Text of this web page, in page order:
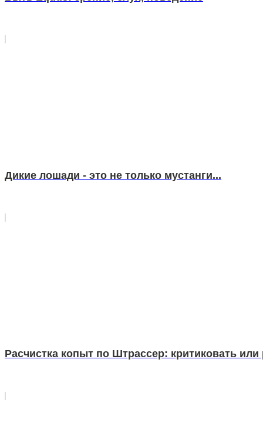
Дикие лошади - это не только мустанги...
Расчистка копыт по Штрассер: критиковать или